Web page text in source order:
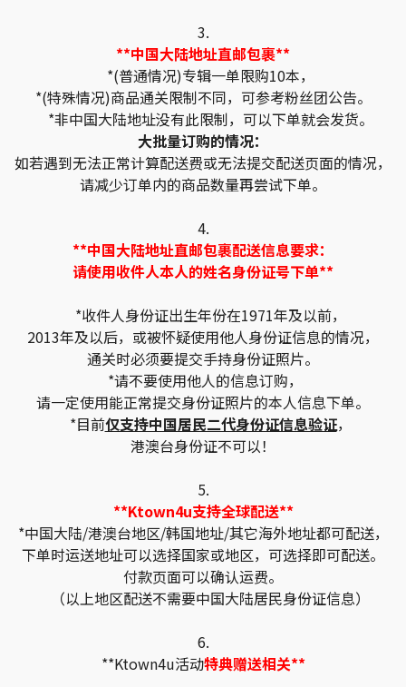
3.
**中国大陆地址直邮包裹**
*(普通情况)专辑一单限购10本，
*(特殊情况)商品通关限制不同，可参考粉丝团公告。
*非中国大陆地址没有此限制，可以下单就会发货。
大批量订购的情况：
如若遇到无法正常计算配送费或无法提交配送页面的情况，
请减少订单内的商品数量再尝试下单。
4.
**中国大陆地址直邮包裹配送信息要求：
请使用收件人本人的姓名身份证号下单**
*收件人身份证出生年份在1971年及以前，
2013年及以后，或被怀疑使用他人身份证信息的情况，
通关时必须要提交手持身份证照片。
*请不要使用他人的信息订购，
请一定使用能正常提交身份证照片的本人信息下单。
*目前仅支持中国居民二代身份证信息验证，
港澳台身份证不可以！
5.
**Ktown4u支持全球配送**
*中国大陆/港澳台地区/韩国地址/其它海外地址都可配送，
下单时运送地址可以选择国家或地区，可选择即可配送。
付款页面可以确认运费。
（以上地区配送不需要中国大陆居民身份证信息）
6.
**Ktown4u活动特典赠送相关**